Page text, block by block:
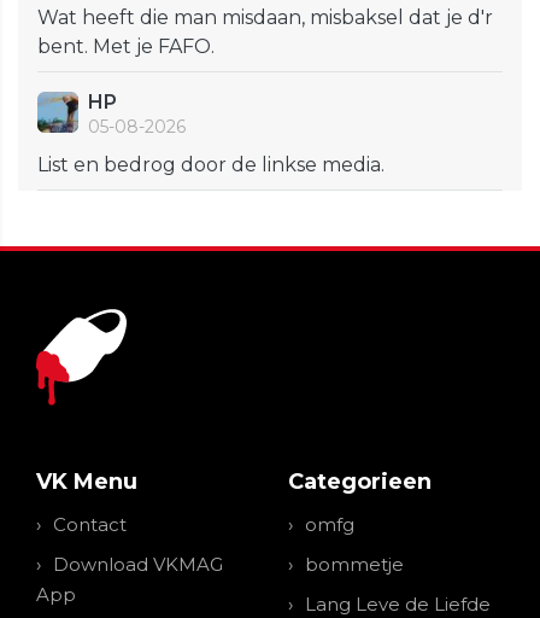
Wat heeft die man misdaan, misbaksel dat je d'r
bent. Met je FAFO.
HP
05-08-2026
List en bedrog door de linkse media.
VK Menu
Contact
Download VKMAG
App
Categorieen
omfg
bommetje
Lang Leve de Liefde